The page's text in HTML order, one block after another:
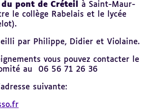
pont de Créteil à Saint-Maur-
le collège Rabelais et le lycée
par Philippe, Didier et Violaine.
vous pouvez contacter le
au 06 56 71 26 36
suivante: